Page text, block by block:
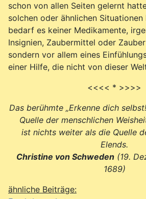
schon von allen Seiten gelernt
solchen oder ähnlichen Situationen
bedarf es keiner Medikamente,
Insignien, Zaubermittel oder
sondern vor allem eines
einer Hilfe, die nicht von dieser
<<<< * >>>>
Das berühmte „Erkenne dich
Quelle der menschlichen
ist nichts weiter als die Quelle
Elends.
Christine von Schweden (19.
1689)
ähnliche Beiträge: